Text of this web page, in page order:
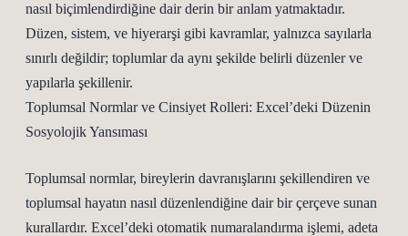
nasıl biçimlendirdiğine dair derin bir anlam yatmaktadır.
Düzen, sistem, ve hiyerarşi gibi kavramlar, yalnızca sayılarla
sınırlı değildir; toplumlar da aynı şekilde belirli düzenler ve
yapılarla şekillenir.
Toplumsal Normlar ve Cinsiyet Rolleri: Excel’deki Düzenin
Sosyolojik Yansıması
Toplumsal normlar, bireylerin davranışlarını şekillendiren ve
toplumsal hayatın nasıl düzenlendiğine dair bir çerçeve sunan
kurallardır. Excel’deki otomatik numaralandırma işlemi, adeta